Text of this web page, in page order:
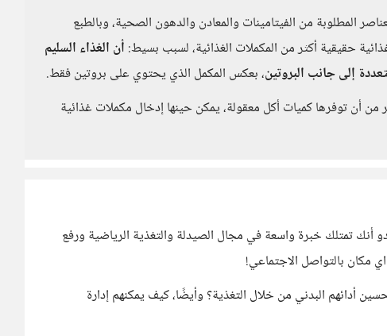
المطلوبة من الفيتامينات والمعادن والدهون الصحية، وبالطبع
حقيقية أكثر من المكملات الغذائية، لسبب بسيط: أن الغذاء السليم
إلى جانب البروتين، بعكس المكمل الذي يحتوي على بروتين فقط.
من أن توفرها كميات أكل معقولة، يمكن حينها إدخال مكملات غذائية
تمتلك خبرة واسعة في مجال الصيدلة والتغذية الرياضية ورفع
مكان بالتواصل الاجتماعي!
أدائهم البدني من خلال التغذية؟ وأيضًا، كيف يمكنهم إدارة